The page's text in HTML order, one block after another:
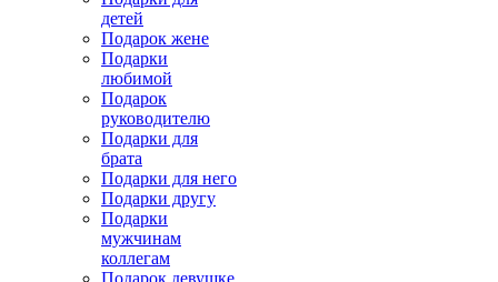
детей
Подарок жене
Подарки
любимой
Подарок
руководителю
Подарки для
брата
Подарки для него
Подарки другу
Подарки
мужчинам
коллегам
Подарок девушке